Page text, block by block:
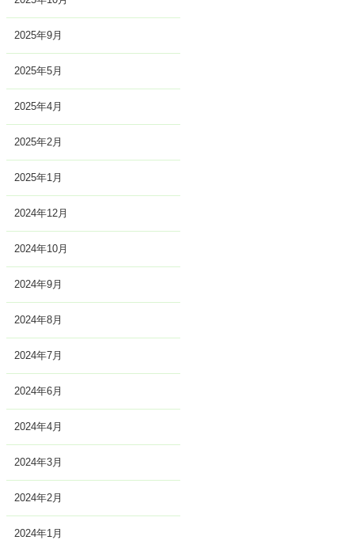
2025年9月
2025年5月
2025年4月
2025年2月
2025年1月
2024年12月
2024年10月
2024年9月
2024年8月
2024年7月
2024年6月
2024年4月
2024年3月
2024年2月
2024年1月